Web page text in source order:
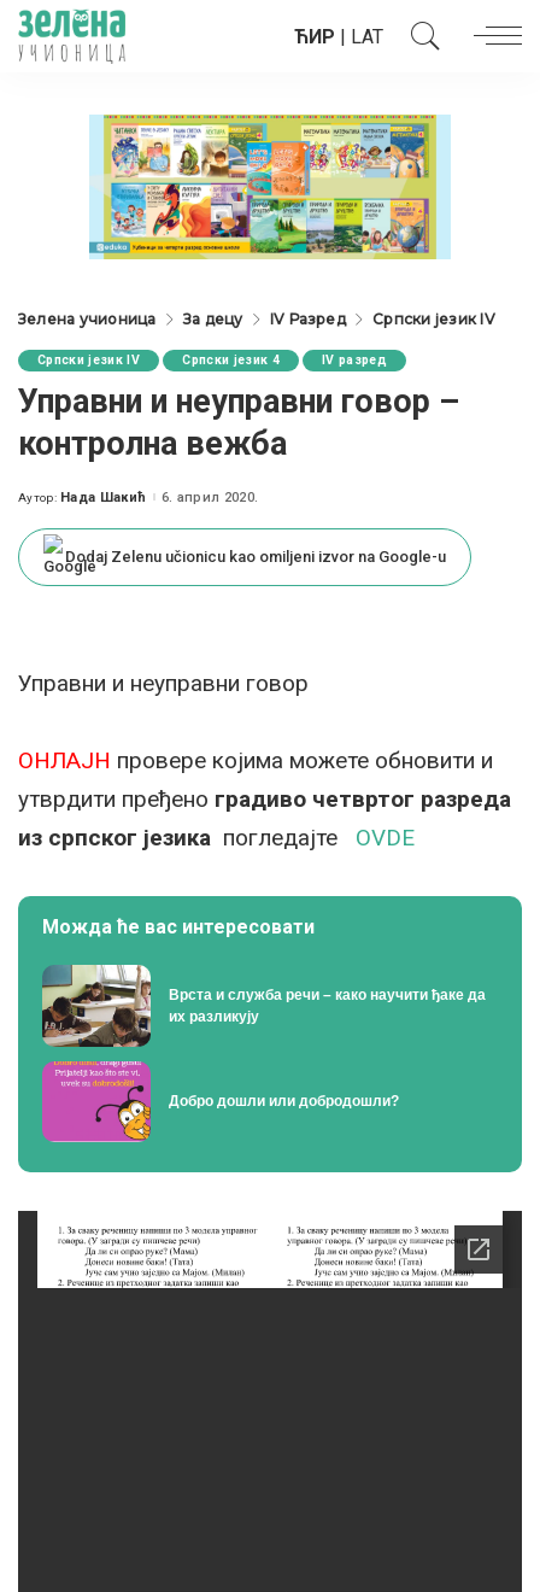
ЋИР | LAT
Зелена учионица За децу IV Разред Српски језик IV
Српски језик IV Српски језик 4 IV разред
Управни и неуправни говор –
контролна вежба
Posted
Аутор: Нада Шакић 6. април 2020.
Dodaj Zelenu učionicu kao omiljeni izvor na Google-u
Управни и неуправни говор
ОНЛАЈН провере којима можете обновити и
утврдити пређено градиво четвртог разреда
из српског језика погледајте OVDE
Можда ће вас интересовати
Врста и служба речи – како научити ђаке да
их разликују
Добро дошли или добродошли?